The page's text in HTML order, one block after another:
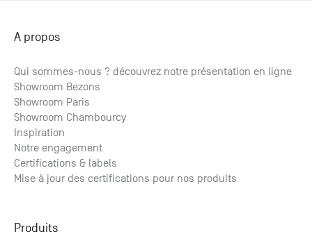
Barre de seuil à la suisse Chêne massif teinte (auckland,
cadix, evora, glasgow, grenade, lisbonn...
70.62€ HT/ml 84.74€ TTC
A propos
Qui sommes-nous ? découvrez notre présentation en ligne
Showroom Bezons
Showroom Paris
Showroom Chambourcy
Inspiration
Notre engagement
Certifications & labels
Mise à jour des certifications pour nos produits
Produits